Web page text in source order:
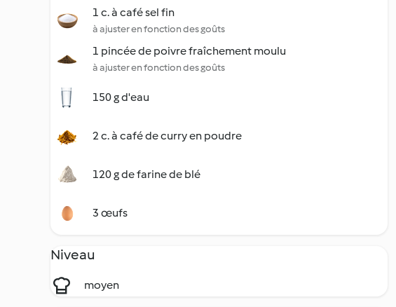
1 c. à café sel fin
à ajuster en fonction des goûts
1 pincée de poivre fraîchement moulu
à ajuster en fonction des goûts
150 g d'eau
2 c. à café de curry en poudre
120 g de farine de blé
3 œufs
Niveau
moyen